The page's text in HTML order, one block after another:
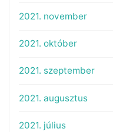
2021. november
2021. október
2021. szeptember
2021. augusztus
2021. július